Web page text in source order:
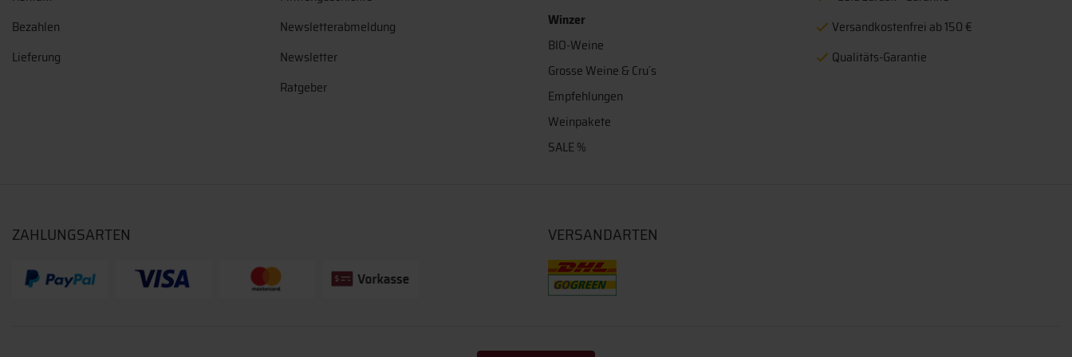
Bezahlen
Lieferung
Newsletterabmeldung
Newsletter
Ratgeber
Winzer
BIO-Weine
Grosse Weine & Cru´s
Empfehlungen
Weinpakete
SALE %
Versandkostenfrei ab 150 €
Qualitäts-Garantie
ZAHLUNGSARTEN VERSANDARTEN